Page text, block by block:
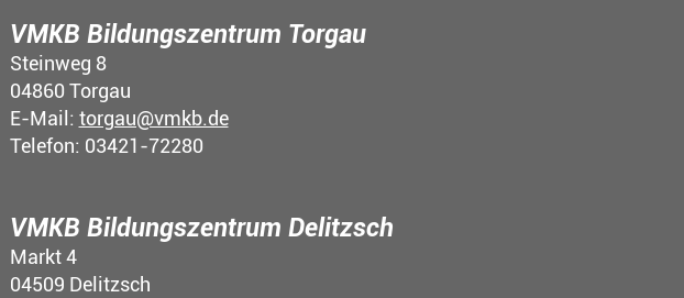
VMKB Bildungszentrum Torgau
Steinweg 8
04860 Torgau
E-Mail: torgau@vmkb.de
Telefon: 03421-72280
VMKB Bildungszentrum Delitzsch
Markt 4
04509 Delitzsch